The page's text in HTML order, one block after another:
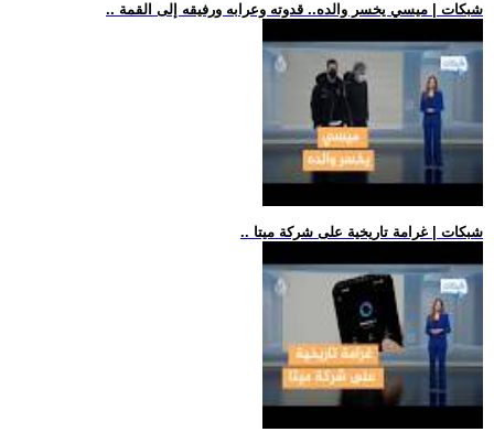
.. شبكات | ميسي يخسر والده.. قدوته وعرابه ورفيقه إلى القمة
.. شبكات | غرامة تاريخية على شركة ميتا